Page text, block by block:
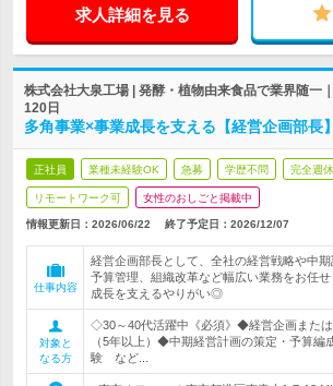
求人詳細を見る
株式会社大泉工場 | 発酵・植物由来食品で業界随一
120日
多角事業×事業成長を支える【経営企画部
正社員 業種未経験OK 急募 学歴不問 完全週
リモートワーク可 女性のおしごと掲載中
情報更新日：2026/06/22 終了予定日： 2026/12/07
仕事内容
経営企画部長として、全社の経営戦略や中期
予算管理、組織改革など幅広い業務をお任
成長を支えるやりがい◎
対象と
なる方
◇30～40代活躍中《必須》◆経営企画また
（5年以上）◆中期経営計画の策定・予算編
験 など...